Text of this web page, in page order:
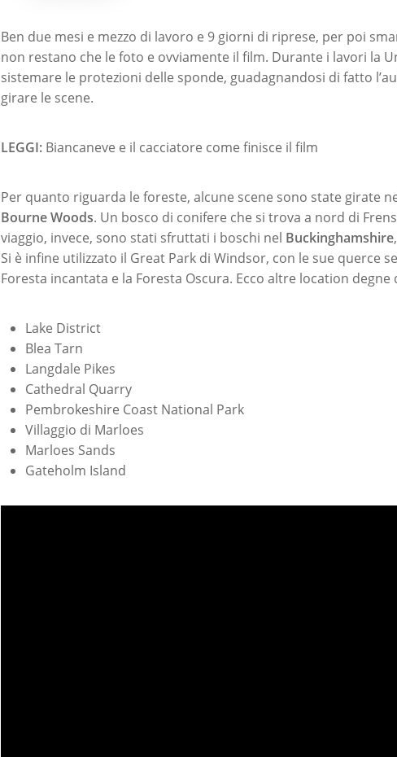
Ben due mesi e mezzo di lavoro e 9 giorni di riprese, per poi
non restano che le foto e ovviamente il film. Durante i lavori la
sistemare le protezioni delle sponde, guadagnandosi di fatto
girare le scene.
LEGGI: Biancaneve e il cacciatore come finisce il film
Per quanto riguarda le foreste, alcune scene sono state girate
Bourne Woods. Un bosco di conifere che si trova a nord di
viaggio, invece, sono stati sfruttati i boschi nel Buckinghamshire
Si è infine utilizzato il Great Park di Windsor, con le sue querce
Foresta incantata e la Foresta Oscura. Ecco altre location degne
Lake District
Blea Tarn
Langdale Pikes
Cathedral Quarry
Pembrokeshire Coast National Park
Villaggio di Marloes
Marloes Sands
Gateholm Island